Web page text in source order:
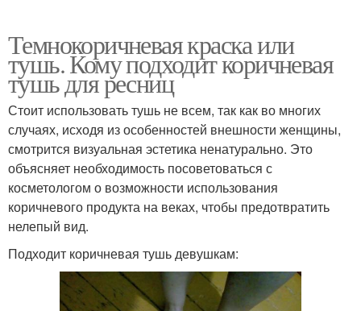
Темнокоричневая краска или
тушь. Кому подходит коричневая
тушь для ресниц
Стоит использовать тушь не всем, так как во многих
случаях, исходя из особенностей внешности женщины,
смотрится визуальная эстетика ненатурально. Это
объясняет необходимость посоветоваться с
косметологом о возможности использования
коричневого продукта на веках, чтобы предотвратить
нелепый вид.
Подходит коричневая тушь девушкам: